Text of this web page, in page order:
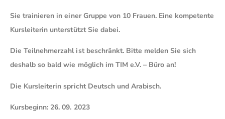
Sie trainieren in einer Gruppe von 10 Frauen. Eine kompetente
Kursleiterin unterstützt Sie dabei.
Die Teilnehmerzahl ist beschränkt. Bitte melden Sie sich
deshalb so bald wie möglich im TIM e.V. – Büro an!
Die Kursleiterin spricht Deutsch und Arabisch.
Kursbeginn: 26. 09. 2023